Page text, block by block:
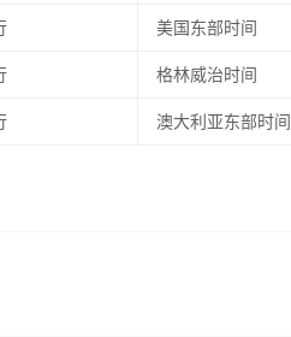
美国东部时间
格林威治时间
澳大利亚东部时间